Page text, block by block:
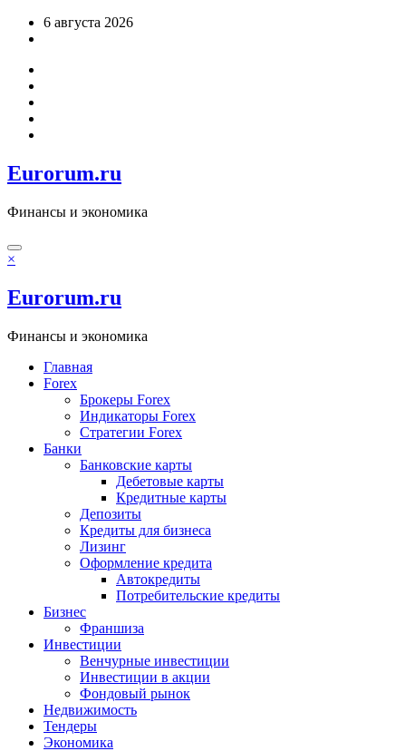
Перейти6 августа 2026
Eurorum.ru
Финансы и экономика
×
Eurorum.ru
Финансы и экономика
Главная
Forex
Брокеры Forex
Индикаторы Forex
Стратегии Forex
Банки
Банковские карты
Дебетовые карты
Кредитные карты
Депозиты
Кредиты для бизнеса
Лизинг
Оформление кредита
Автокредиты
Потребительские кредиты
Бизнес
Франшиза
Инвестиции
Венчурные инвестиции
Инвестиции в акции
Фондовый рынок
Недвижимость
Тендеры
Экономика